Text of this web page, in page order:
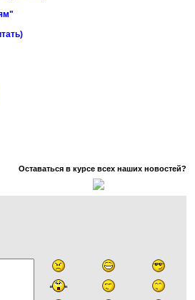
Оставаться в курсе всех наших новостей?